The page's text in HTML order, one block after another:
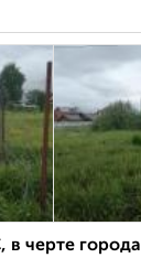
в черте города